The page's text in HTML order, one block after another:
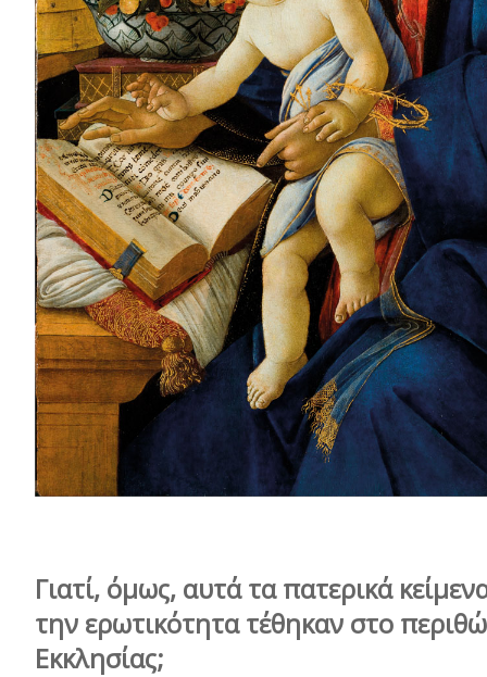
Γιατί, όμως, αυτά τα πατερικά
την ερωτικότητα τέθηκαν στο
Εκκλησίας;